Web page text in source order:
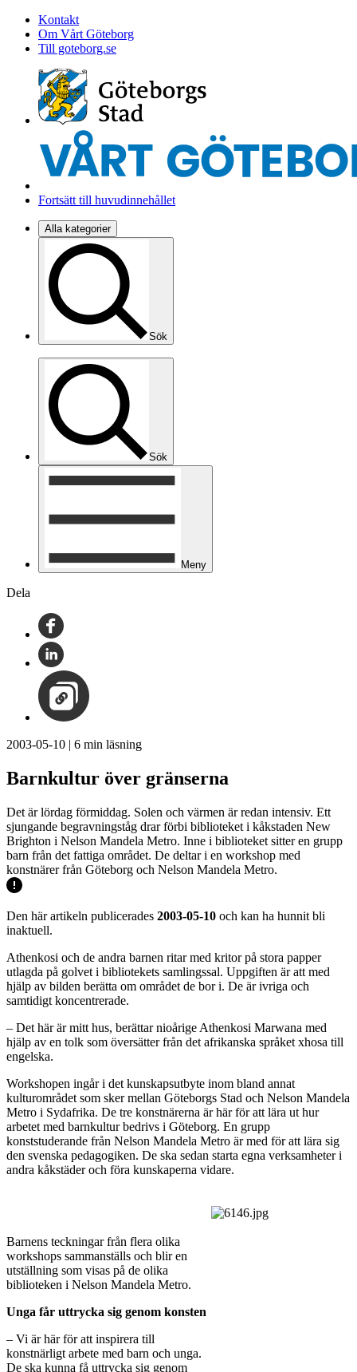
Kontakt
Om Vårt Göteborg
Till goteborg.se
Fortsätt till huvudinnehållet
Alla kategorier
Sök
Sök
Meny
Dela
2003-05-10 | 6 min läsning
Barnkultur över gränserna
Det är lördag förmiddag. Solen och värmen är redan intensiv. Ett
sjungande begravningståg drar förbi biblioteket i kåkstaden New
Brighton i Nelson Mandela Metro. Inne i biblioteket sitter en grupp
barn från det fattiga området. De deltar i en workshop med
konstnärer från Göteborg och Nelson Mandela Metro.
Den här artikeln publicerades 2003-05-10 och kan ha hunnit bli
inaktuell.
Athenkosi och de andra barnen ritar med kritor på stora papper
utlagda på golvet i bibliotekets samlingssal. Uppgiften är att med
hjälp av bilden berätta om området de bor i. De är ivriga och
samtidigt koncentrerade.
– Det här är mitt hus, berättar nioårige Athenkosi Marwana med
hjälp av en tolk som översätter från det afrikanska språket xhosa till
engelska.
Workshopen ingår i det kunskapsutbyte inom bland annat
kulturområdet som sker mellan Göteborgs Stad och Nelson Mandela
Metro i Sydafrika. De tre konstnärerna är här för att lära ut hur
arbetet med barnkultur bedrivs i Göteborg. En grupp
konststuderande från Nelson Mandela Metro är med för att lära sig
den svenska pedagogiken. De ska sedan starta egna verksamheter i
andra kåkstäder och föra kunskaperna vidare.
Barnens teckningar från flera olika
workshops sammanställs och blir en
utställning som visas på de olika
biblioteken i Nelson Mandela Metro.
Unga får uttrycka sig genom konsten
– Vi är här för att inspirera till
konstnärligt arbete med barn och unga.
De ska kunna få uttrycka sig genom